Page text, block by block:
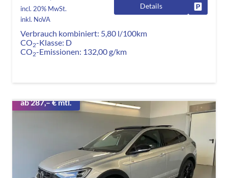
incl. 20% MwSt.
inkl. NoVA
Details
Verbrauch kombiniert: 5,80 l/100km
CO2-Klasse: D
CO2-Emissionen: 132,00 g/km
ab 287,– € mtl.